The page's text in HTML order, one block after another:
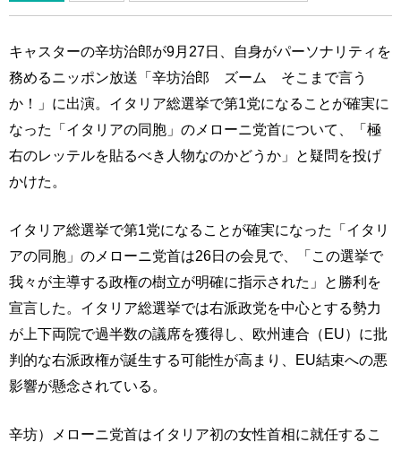
キャスターの辛坊治郎が9月27日、自身がパーソナリティを
務めるニッポン放送「辛坊治郎 ズーム そこまで言う
か！」に出演。イタリア総選挙で第1党になることが確実に
なった「イタリアの同胞」のメローニ党首について、「極
右のレッテルを貼るべき人物なのかどうか」と疑問を投げ
かけた。
イタリア総選挙で第1党になることが確実になった「イタリ
アの同胞」のメローニ党首は26日の会見で、「この選挙で
我々が主導する政権の樹立が明確に指示された」と勝利を
宣言した。イタリア総選挙では右派政党を中心とする勢力
が上下両院で過半数の議席を獲得し、欧州連合（EU）に批
判的な右派政権が誕生する可能性が高まり、EU結束への悪
影響が懸念されている。
辛坊）メローニ党首はイタリア初の女性首相に就任するこ